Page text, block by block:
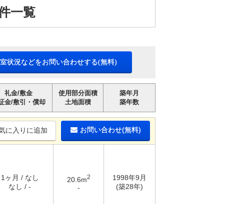
一覧
状況などをお問い合わせする(無料)
礼金/敷金
金/敷引・償却
使用部分面積
土地面積
築年月
築年数
に入りに追加 お問い合わせ(無料)
1ヶ月 / なし
なし / -
20.6m2
-
1998年9月
(築28年)